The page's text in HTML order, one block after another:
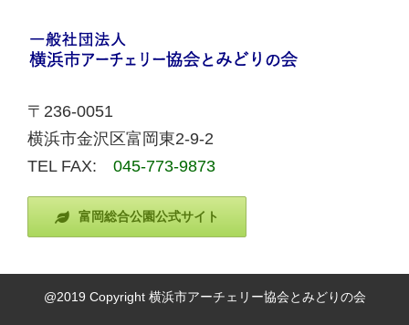
〒236-0051
横浜市金沢区富岡東2-9-2
TEL FAX: 045-773-9873
富岡総合公園公式サイト
@2019 Copyright 横浜市アーチェリー協会とみどりの会